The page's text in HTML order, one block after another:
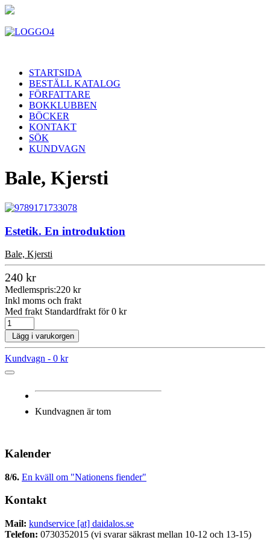
STARTSIDA
BESTÄLL KATALOG
FÖRFATTARE
BOKKLUBBEN
BÖCKER
KONTAKT
SÖK
KUNDVAGN
Bale, Kjersti
Estetik. En introduktion
Bale, Kjersti
240 kr
Medlemspris:220 kr
Inkl moms och frakt
Med frakt Standardfrakt för 0 kr
Lägg i varukorgen
Kundvagn - 0 kr
Kundvagnen är tom
Kalender
8/6. En kväll om "Nationens fiender"
Kontakt
Mail: kundservice [at] daidalos.se
Telefon: 0730352015 (vi svarar säkrast mellan 10-12 och 13-15)